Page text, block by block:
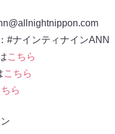
#ナインティナインANN
こちら
こちら
ら